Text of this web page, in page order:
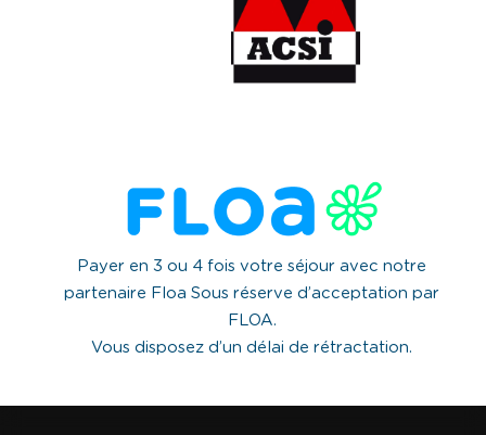
Payer en 3 ou 4 fois votre séjour avec notre
partenaire Floa Sous réserve d’acceptation par
FLOA.
Vous disposez d’un délai de rétractation.